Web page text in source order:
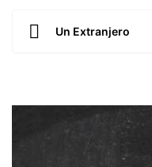
Un Extranjero